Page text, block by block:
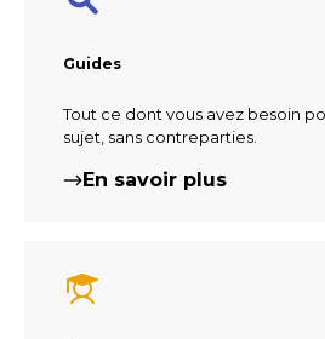
Guides
Tout ce dont vous avez besoin
sujet, sans contreparties.​
En savoir plus